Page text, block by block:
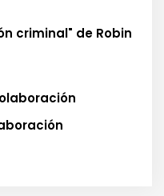
criminal" de Robin